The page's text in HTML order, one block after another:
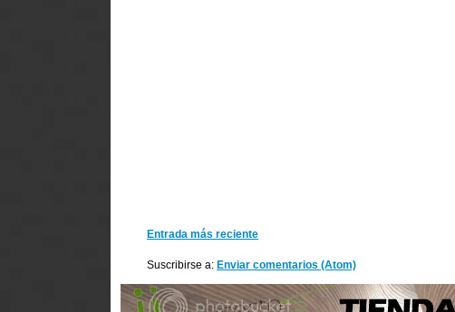
Entrada más reciente
Suscribirse a: Enviar comentarios (Atom)